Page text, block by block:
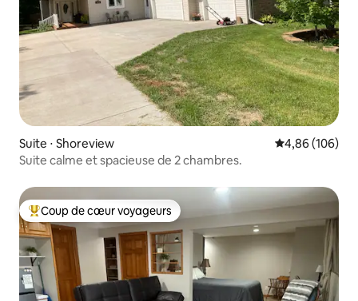
Suite ⋅ Shoreview Évaluation
4,86 (106)
Suite calme et spacieuse de 2 chambres.
Coups de cœur voyageurs les plus appréciés
Coup de cœur voyageurs